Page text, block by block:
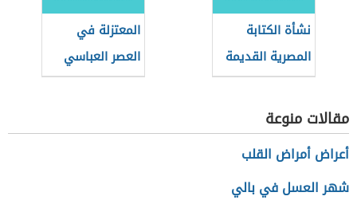
نشأة الكتابة
المصرية القديمة
المعتزلة في
العصر العباسي
الثاني
مقالات منوعة
أعراض أمراض القلب
شهر العسل في بالي